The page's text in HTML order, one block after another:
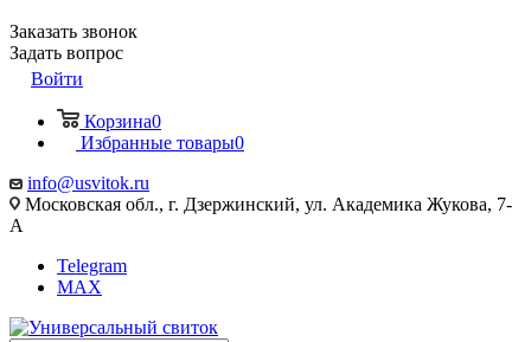
Заказать звонок
Задать вопрос
Войти
Корзина0
Избранные товары0
info@usvitok.ru
Московская обл., г. Дзержинский, ул. Академика Жукова, 7-
А
Telegram
MAX